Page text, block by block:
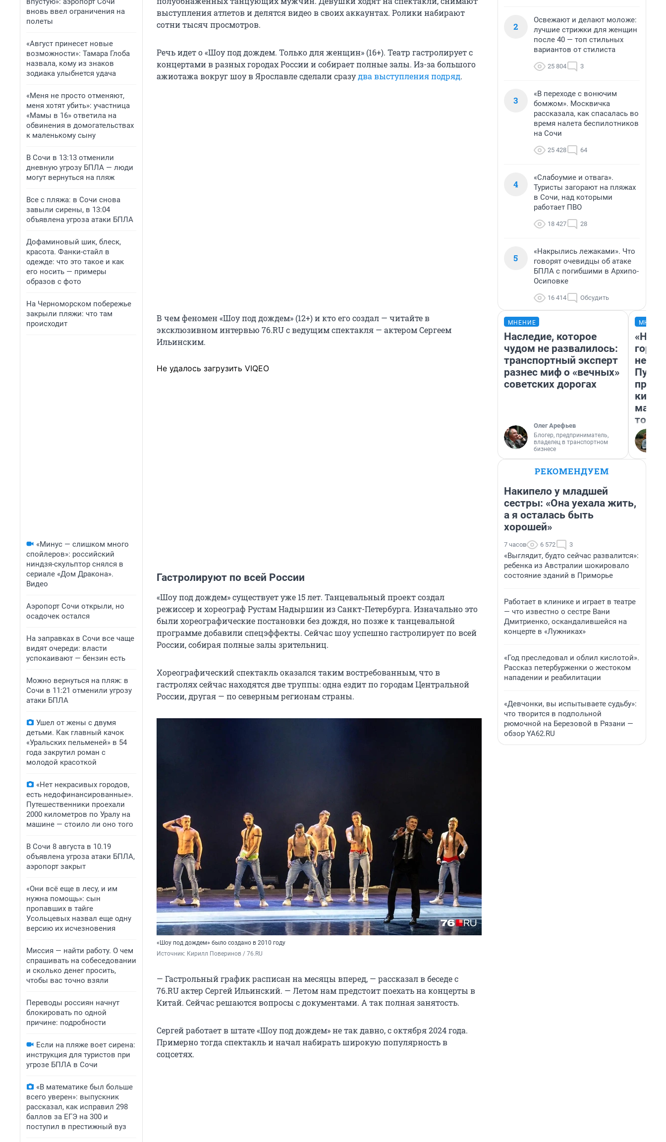
вновь ввел ограничения на
полеты
«Август принесет новые
возможности»: Тамара Глоба
назвала, кому из знаков
зодиака улыбнется удача
«Меня не просто отменяют,
меня хотят убить»: участница
«Мамы в 16» ответила на
обвинения в домогательствах
к маленькому сыну
В Сочи в 13:13 отменили
дневную угрозу БПЛА — люди
могут вернуться на пляж
Все с пляжа: в Сочи снова
завыли сирены, в 13:04
объявлена угроза атаки БПЛА
Дофаминовый шик, блеск,
красота. Фанки-стайл в
одежде: что это такое и как
его носить — примеры
образов с фото
На Черноморском побережье
закрыли пляжи: что там
происходит
«Минус — слишком много
спойлеров»: российский
ниндзя-скульптор снялся в
сериале «Дом Дракона».
Видео
Аэропорт Сочи открыли, но
осадочек остался
На заправках в Сочи все чаще
видят очереди: власти
успокаивают — бензин есть
Можно вернуться на пляж: в
Сочи в 11:21 отменили угрозу
атаки БПЛА
Ушел от жены с двумя
детьми. Как главный качок
«Уральских пельменей» в 54
года закрутил роман с
молодой красоткой
«Нет некрасивых городов,
есть недофинансированные».
Путешественники проехали
2000 километров по Уралу на
машине — стоило ли оно того
В Сочи 8 августа в 10.19
объявлена угроза атаки БПЛА,
аэропорт закрыт
«Они всё еще в лесу, и им
нужна помощь»: сын
пропавших в тайге
Усольцевых назвал еще одну
версию их исчезновения
Миссия — найти работу. О чем
спрашивать на собеседовании
и сколько денег просить,
чтобы вас точно взяли
Переводы россиян начнут
блокировать по одной
причине: подробности
Если на пляже воет сирена:
инструкция для туристов при
угрозе БПЛА в Сочи
«В математике был больше
всего уверен»: выпускник
рассказал, как исправил 298
баллов за ЕГЭ на 300 и
поступил в престижный вуз
выступления атлетов и делятся видео в своих аккаунтах. Ролики набирают
сотни тысяч просмотров.
Речь идет о «Шоу под дождем. Только для женщин» (16+). Театр гастролирует с
концертами в разных городах России и собирает полные залы. Из-за большого
ажиотажа вокруг шоу в Ярославле сделали сразудва выступления подряд.
В чем феномен «Шоу под дождем» (12+) и кто его создал — читайте в
эксклюзивном интервью 76.RU с ведущим спектакля — актером Сергеем
Ильинским.
Не удалось загрузить VIQEO
Гастролируют по всей России
«Шоу под дождем» существует уже 15 лет. Танцевальный проект создал
режиссер и хореограф Рустам Надыршин из Санкт-Петербурга. Изначально это
были хореографические постановки без дождя, но позже к танцевальной
программе добавили спецэффекты. Сейчас шоу успешно гастролирует по всей
России, собирая полные залы зрительниц.
Хореографический спектакль оказался таким востребованным, что в
гастролях сейчас находятся две труппы: одна ездит по городам Центральной
России, другая — по северным регионам страны.
«Шоу под дождем» было создано в 2010 году
Источник: Кирилл Поверинов / 76.RU
— Гастрольный график расписан на месяцы вперед, — рассказал в беседе с
76.RU актер Сергей Ильинский. — Летом нам предстоит поехать на концерты в
Китай. Сейчас решаются вопросы с документами. А так полная занятость.
Сергей работает в штате «Шоу под дождем» не так давно, с октября 2024 года.
Примерно тогда спектакль и начал набирать широкую популярность в
соцсетях.
2
Освежают и делают моложе:
лучшие стрижки для женщин
после 40 — топ стильных
вариантов от стилиста
25 804 3
3
«В переходе с вонючим
бомжом». Москвичка
рассказала, как спасалась во
время налета беспилотников
на Сочи
25 428 64
4
«Слабоумие и отвага».
Туристы загорают на пляжах
в Сочи, над которыми
работает ПВО
18 427 28
5
«Накрылись лежаками». Что
говорят очевидцы об атаке
БПЛА с погибшими в Архипо-
Осиповке
16 414 Обсудить
МНЕНИЕ
Наследие, которое
чудом не развалилось:
транспортный эксперт
разнес миф о «вечных»
советских дорогах
Олег Арефьев
Блогер, предприниматель,
владелец в транспортном
бизнесе
«Нет
того
РЕКОМЕНДУЕМ
Накипело у младшей
сестры: «Она уехала жить,
а я осталась быть
хорошей»
7 часов 6 572 3
«Выглядит, будто сейчас развалится»:
ребенка из Австралии шокировало
состояние зданий в Приморье
Работает в клинике и играет в театре
— что известно о сестре Вани
Дмитриенко, оскандалившейся на
концерте в «Лужниках»
«Год преследовал и облил кислотой».
Рассказ петербурженки о жестоком
нападении и реабилитации
«Девчонки, вы испытываете судьбу»:
что творится в подпольной
рюмочной на Березовой в Рязани —
обзор YA62.RU